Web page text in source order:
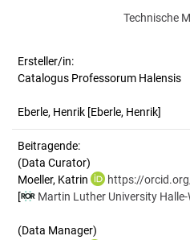
Technische
Ersteller/in:
Catalogus Professorum Halensis
Eberle, Henrik [Eberle, Henrik]
Beitragende:
(Data Curator)
Moeller, Katrin
https://
[
Martin Luther University
(Data Manager)